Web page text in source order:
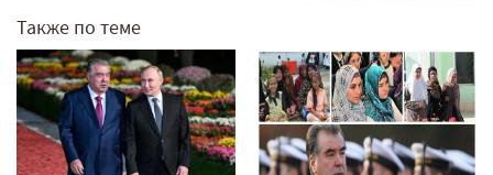
Также по теме